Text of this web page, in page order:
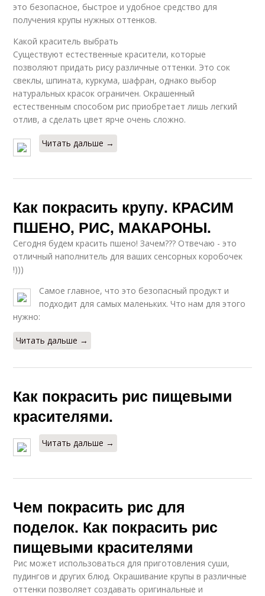
это безопасное, быстрое и удобное средство для
получения крупы нужных оттенков.
Какой краситель выбрать
Существуют естественные красители, которые
позволяют придать рису различные оттенки. Это сок
свеклы, шпината, куркума, шафран, однако выбор
натуральных красок ограничен. Окрашенный
естественным способом рис приобретает лишь легкий
отлив, а сделать цвет ярче очень сложно.
Читать дальше →
Как покрасить крупу. КРАСИМ
ПШЕНО, РИС, МАКАРОНЫ.
Сегодня будем красить пшено! Зачем??? Отвечаю - это
отличный наполнитель для ваших сенсорных коробочек
!)))
Самое главное, что это безопасный продукт и
подходит для самых маленьких. Что нам для этого
нужно:
Читать дальше →
Как покрасить рис пищевыми
красителями.
Читать дальше →
Чем покрасить рис для
поделок. Как покрасить рис
пищевыми красителями
Рис может использоваться для приготовления суши,
пудингов и других блюд. Окрашивание крупы в различные
оттенки позволяет создавать оригинальные и